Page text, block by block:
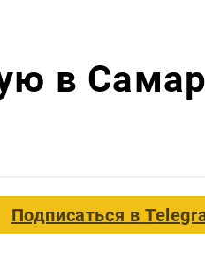
в
Подписаться в